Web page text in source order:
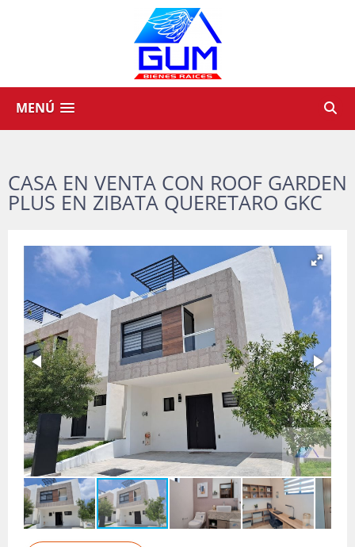
MENÚ
CASA EN VENTA CON ROOF GARDEN
PLUS EN ZIBATA QUERETARO GKC